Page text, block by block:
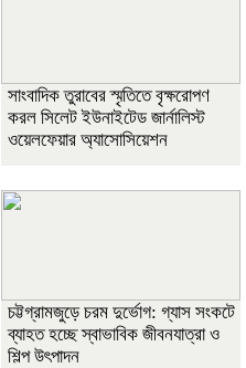
সাংবাদিক তুরাবের স্মৃতিতে বৃক্ষরোপণ
করল সিলেট ইউনাইটেড জার্নালিস্ট
ওয়েলফেয়ার অ্যাসোসিয়েশন
চট্টগ্রামজুড়ে চরম দুর্ভোগ: গ্যাস সংকটে
ব্যাহত হচ্ছে স্বাভাবিক জীবনযাত্রা ও
শিল্প উৎপাদন